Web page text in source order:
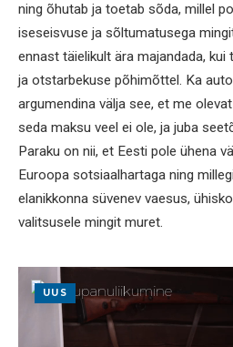
ning õhutab ja toetab sõda, millel
iseseisvuse ja sõltumatusega
ennast täielikult ära majandada,
ja otstarbekuse põhimõttel. Ka
argumendina välja see, et me
seda maksu veel ei ole, ja juba
Paraku on nii, et Eesti pole ühena
Euroopa sotsiaalhartaga ning
elanikkonna süvenev vaesus,
valitsusele mingit muret.
UUS